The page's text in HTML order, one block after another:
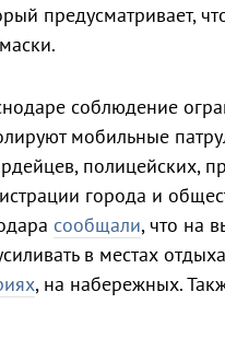
предусматривает,
соблюдение
мобильные
полицейских,
города и
сообщали, что на
в местах
, на набережных.